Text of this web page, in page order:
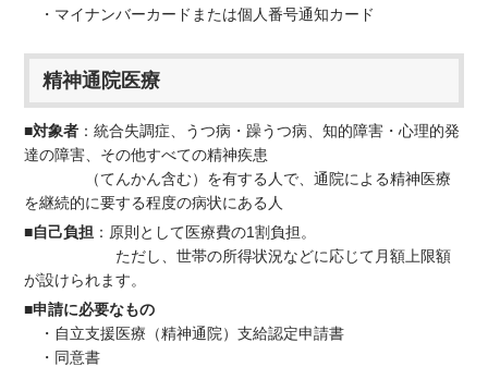
・マイナンバーカードまたは個人番号通知カード
精神通院医療
■対象者 ：統合失調症、うつ病・躁うつ病、知的障害・心理的発
達の障害、その他すべての精神疾患
（てんかん含む）を有する人で、通院による精神医療
を継続的に要する程度の病状にある人
■自己負担 ：原則として医療費の1割負担。
ただし、世帯の所得状況などに応じて月額上限額
が設けられます。
■申請に必要なもの
・自立支援医療（精神通院）支給認定申請書
・同意書